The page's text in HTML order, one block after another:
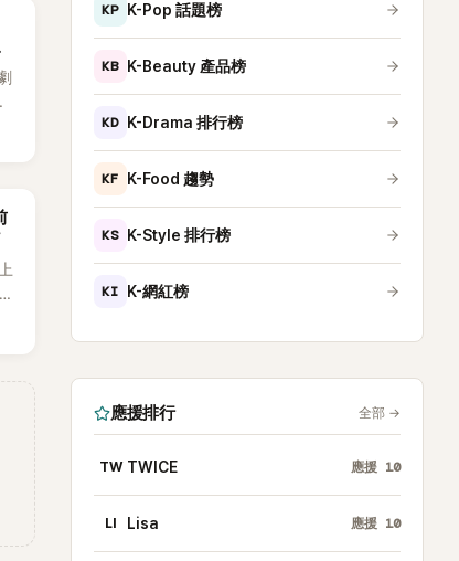
KP K-Pop 話題榜
KB K-Beauty 產品榜
KD K-Drama 排行榜
KF K-Food 趨勢
KS K-Style 排行榜
KI K-網紅榜
應援排行 全部 →
TW TWICE 應援 10
LI Lisa 應援 10